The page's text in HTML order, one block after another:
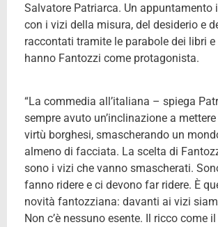
Salvatore Patriarca. Un appuntamento
con i vizi della misura, del desiderio e
raccontati tramite le parabole dei libri
hanno Fantozzi come protagonista.
“La commedia all’italiana – spiega
sempre avuto un’inclinazione a
virtù borghesi, smascherando un
almeno di facciata. La scelta di
sono i vizi che vanno smascherati.
fanno ridere e ci devono far ridere. È
novità fantozziana: davanti ai vizi
Non c’è nessuno esente. Il ricco come